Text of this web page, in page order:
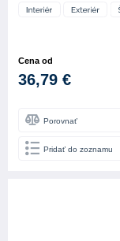
Cena od
36,79 €
Porovnať
Pridať do zoznamu